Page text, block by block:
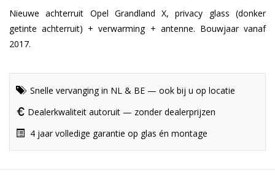
Nieuwe achterruit Opel Grandland X, privacy glass (donker
getinte achterruit) + verwarming + antenne. Bouwjaar vanaf
2017.
Snelle vervanging in NL & BE — ook bij u op locatie
Dealerkwaliteit autoruit — zonder dealerprijzen
4 jaar volledige garantie op glas én montage